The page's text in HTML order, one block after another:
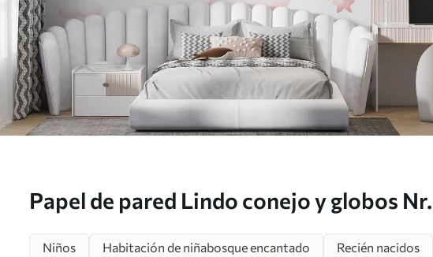
Papel de pared Lindo conejo y globos
Niños Habitación de niñabosque encantado Recién nacidos